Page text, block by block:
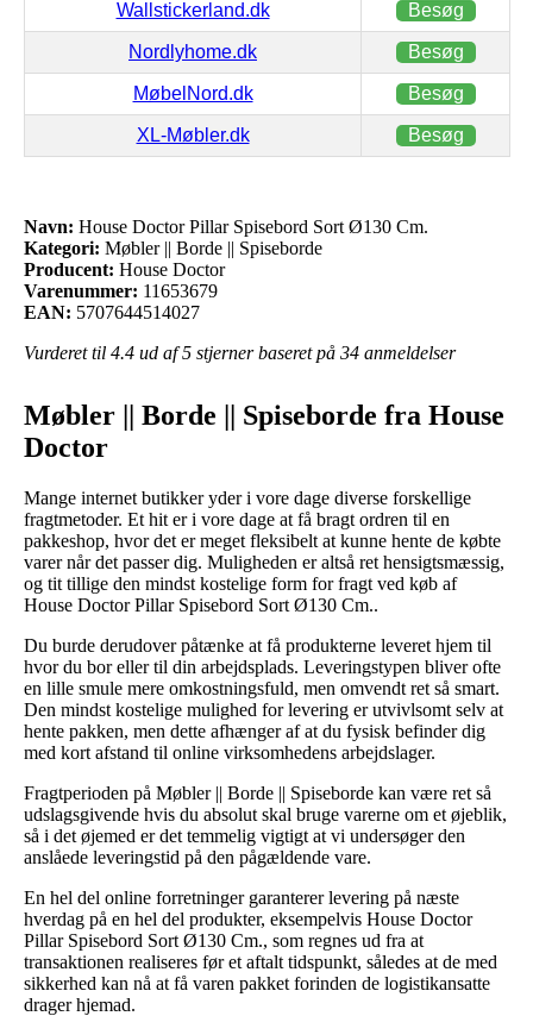
Wallstickerland.dk Besøg
Nordlyhome.dk Besøg
MøbelNord.dk Besøg
XL-Møbler.dk Besøg
Navn: House Doctor Pillar Spisebord Sort Ø130 Cm.
Kategori: Møbler || Borde || Spiseborde
Producent: House Doctor
Varenummer: 11653679
EAN: 5707644514027
Vurderet til 4.4 ud af 5 stjerner baseret på 34 anmeldelser
Møbler || Borde || Spiseborde fra House
Doctor
Mange internet butikker yder i vore dage diverse forskellige
fragtmetoder. Et hit er i vore dage at få bragt ordren til en
pakkeshop, hvor det er meget fleksibelt at kunne hente de købte
varer når det passer dig. Muligheden er altså ret hensigtsmæssig,
og tit tillige den mindst kostelige form for fragt ved køb af
House Doctor Pillar Spisebord Sort Ø130 Cm..
Du burde derudover påtænke at få produkterne leveret hjem til
hvor du bor eller til din arbejdsplads. Leveringstypen bliver ofte
en lille smule mere omkostningsfuld, men omvendt ret så smart.
Den mindst kostelige mulighed for levering er utvivlsomt selv at
hente pakken, men dette afhænger af at du fysisk befinder dig
med kort afstand til online virksomhedens arbejdslager.
Fragtperioden på Møbler || Borde || Spiseborde kan være ret så
udslagsgivende hvis du absolut skal bruge varerne om et øjeblik,
så i det øjemed er det temmelig vigtigt at vi undersøger den
anslåede leveringstid på den pågældende vare.
En hel del online forretninger garanterer levering på næste
hverdag på en hel del produkter, eksempelvis House Doctor
Pillar Spisebord Sort Ø130 Cm., som regnes ud fra at
transaktionen realiseres før et aftalt tidspunkt, således at de med
sikkerhed kan nå at få varen pakket forinden de logistikansatte
drager hjemad.